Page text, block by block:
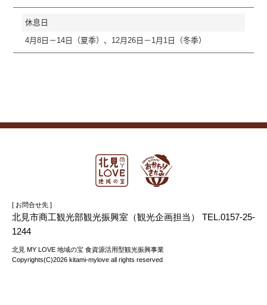
休息日
4月8日－14日（夏季）、12月26日－1月1日（冬季）
[ お問合せ先 ]
北見市商工観光部観光振興室（観光企画担当） TEL.0157-25-
1244
北見 MY LOVE 地域の宝 食資源活用型観光振興事業
Copyrights(C)2026 kitami-mylove all rights reserved